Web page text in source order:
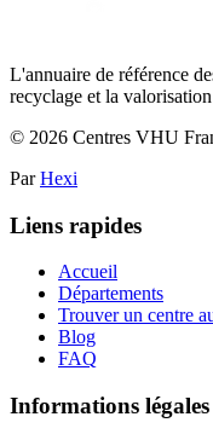
L'annuaire de référence
recyclage et la
© 2026 Centres VHU
Par Hexi
Liens rapides
Accueil
Départements
Trouver un centre
Blog
FAQ
Informations légales